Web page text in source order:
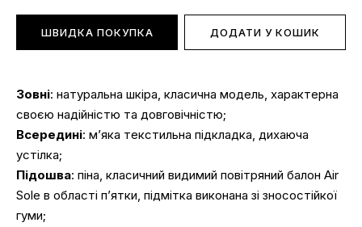
ШВИДКА ПОКУПКА ДОДАТИ У КОШИК
Зовні: натуральна шкіра, класична модель, характерна
своєю надійністю та довговічністю;
Всередині: м’яка текстильна підкладка, дихаюча
устілка;
Підошва: піна, класичний видимий повітряний балон Air
Sole в області п’ятки, підмітка виконана зі зносостійкої
гуми;